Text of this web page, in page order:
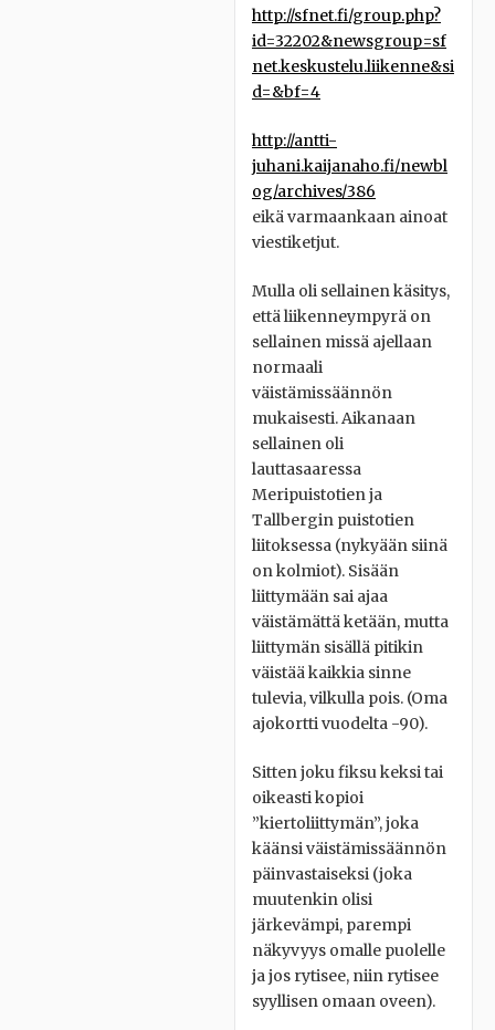
http://sfnet.fi/group.php?
id=32202&newsgroup=sf
net.keskustelu.liikenne&si
d=&bf=4
http://antti-
juhani.kaijanaho.fi/newbl
og/archives/386
eikä varmaankaan ainoat
viestiketjut.
Mulla oli sellainen käsitys,
että liikenneympyrä on
sellainen missä ajellaan
normaali
väistämissäännön
mukaisesti. Aikanaan
sellainen oli
lauttasaaressa
Meripuistotien ja
Tallbergin puistotien
liitoksessa (nykyään siinä
on kolmiot). Sisään
liittymään sai ajaa
väistämättä ketään, mutta
liittymän sisällä pitikin
väistää kaikkia sinne
tulevia, vilkulla pois. (Oma
ajokortti vuodelta -90).
Sitten joku fiksu keksi tai
oikeasti kopioi
”kiertoliittymän”, joka
käänsi väistämissäännön
päinvastaiseksi (joka
muutenkin olisi
järkevämpi, parempi
näkyvyys omalle puolelle
ja jos rytisee, niin rytisee
syyllisen omaan oveen).